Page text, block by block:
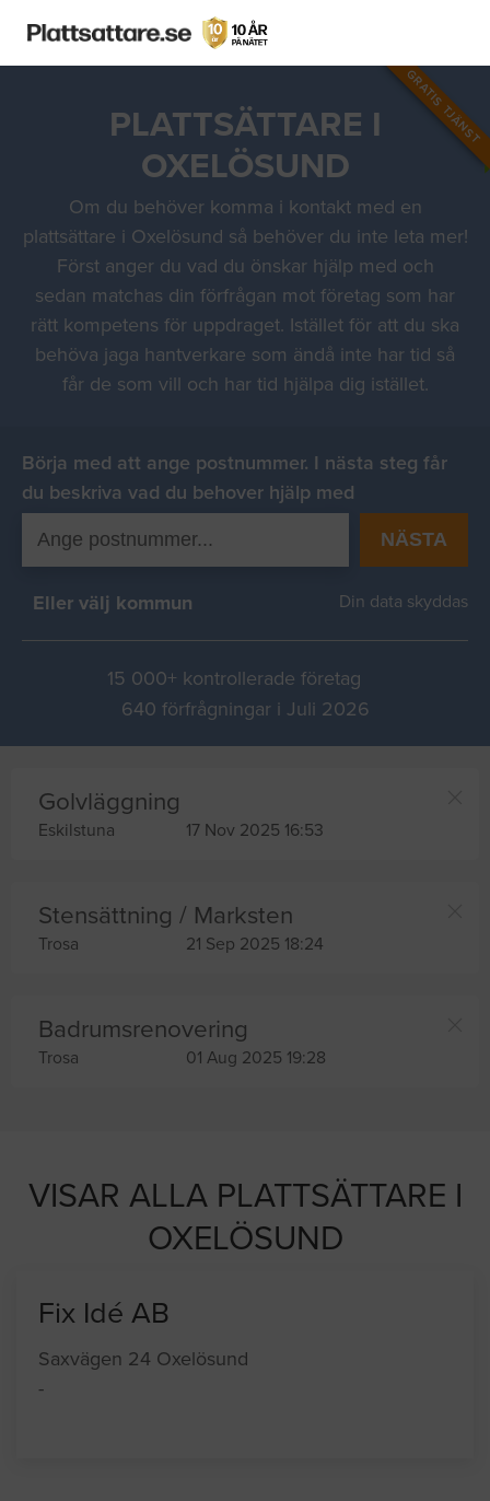
GRATIS TJÄNST
PLATTSÄTTARE I
OXELÖSUND
Om du behöver komma i kontakt med en
plattsättare i Oxelösund så behöver du inte leta mer!
Först anger du vad du önskar hjälp med och
sedan matchas din förfrågan mot företag som har
rätt kompetens för uppdraget. Istället för att du ska
behöva jaga hantverkare som ändå inte har tid så
får de som vill och har tid hjälpa dig istället.
Börja med att ange postnummer. I nästa steg får
du beskriva vad du behover hjälp med
NÄSTA
Eller välj kommun Din data skyddas
15 000+ kontrollerade företag
640 förfrågningar i Juli 2026
Golvläggning
Eskilstuna 17 Nov 2025 16:53
Stensättning / Marksten
Trosa 21 Sep 2025 18:24
Badrumsrenovering
Trosa 01 Aug 2025 19:28
VISAR ALLA PLATTSÄTTARE I
OXELÖSUND
Fix Idé AB
Saxvägen 24 Oxelösund
-